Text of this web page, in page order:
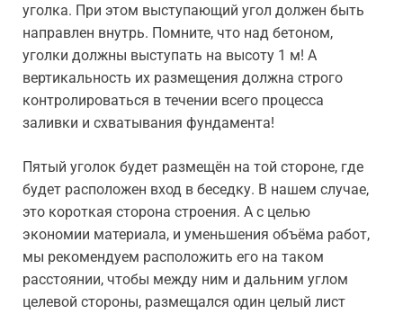
уголка. При этом выступающий угол должен быть
направлен внутрь. Помните, что над бетоном,
уголки должны выступать на высоту 1 м! А
вертикальность их размещения должна строго
контролироваться в течении всего процесса
заливки и схватывания фундамента!
Пятый уголок будет размещён на той стороне, где
будет расположен вход в беседку. В нашем случае,
это короткая сторона строения. А с целью
экономии материала, и уменьшения объёма работ,
мы рекомендуем расположить его на таком
расстоянии, чтобы между ним и дальним углом
целевой стороны, размещался один целый лист